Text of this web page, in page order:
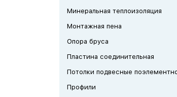
Минеральная теплоизоляция
Монтажная пена
Опора бруса
Пластина соединительная
Потолки подвесные
Профили